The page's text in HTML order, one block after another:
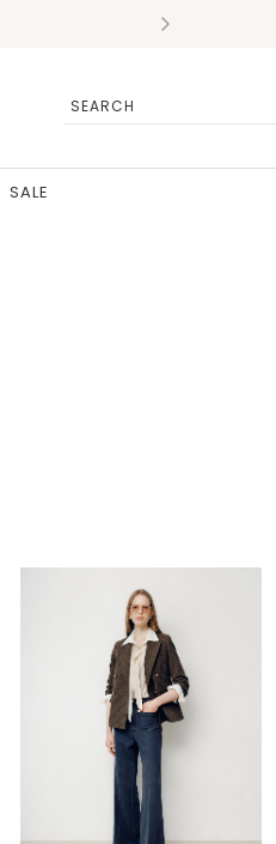
SALE